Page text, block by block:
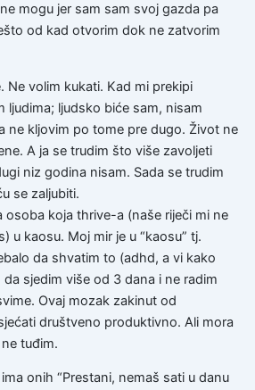
mogu jer sam sam svoj gazda pa
od kad otvorim dok ne zatvorim
Ne volim kukati. Kad mi prekipi
ljudima; ljudsko biće sam, nisam
ne kljovim po tome pre dugo. Život ne
A ja se trudim što više zavoljeti
niz godina nisam. Sada se trudim
se zaljubiti.
osoba koja thrive-a (naše riječi mi ne
u kaosu. Moj mir je u “kaosu” tj.
da shvatim to (adhd, a vi kako
sjedim više od 3 dana i ne radim
Ovaj mozak zakinut od
društveno produktivno. Ali mora
tuđim.
onih “Prestani, nemaš sati u danu